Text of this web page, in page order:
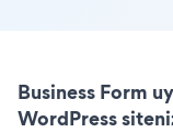
Business Form
WordPress